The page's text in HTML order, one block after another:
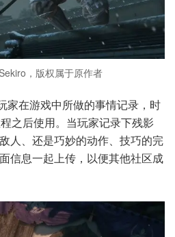
，版权属于原作者
家在游戏中所做的事情记录，时
之后使用。当玩家记录下残影
、还是巧妙的动作、技巧的完
息一起上传，以便其他社区成